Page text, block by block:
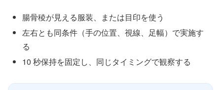
腸骨稜が見える服装、または目印を使う
左右とも同条件（手の位置、視線、足幅）で実施す
る
10 秒保持を固定し、同じタイミングで観察する